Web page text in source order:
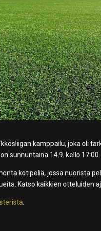
kamppailu, joka oli
sunnuntaina 14.9. kello 17:00.
kotipeliä, jossa nuorista
Katso kaikkien otteluiden